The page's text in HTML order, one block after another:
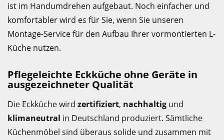
ist im Handumdrehen aufgebaut. Noch einfacher und
komfortabler wird es für Sie, wenn Sie unseren
Montage-Service für den Aufbau Ihrer vormontierten L-
Küche nutzen.
Pflegeleichte Eckküche ohne Geräte in
ausgezeichneter Qualität
Die Eckküche wird zertifiziert, nachhaltig und
klimaneutral in Deutschland produziert. Sämtliche
Küchenmöbel sind überaus solide und zusammen mit